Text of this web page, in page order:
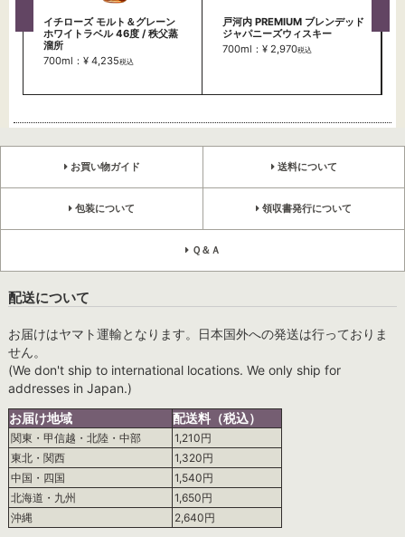
イチローズ モルト＆グレーン
ホワイトラベル 46度 / 秩父蒸
溜所
700ml：¥ 4,235税込
戸河内 PREMIUM ブレンデッド
ジャパニーズウィスキー
700ml：¥ 2,970税込
お買い物ガイド 送料について
包装について 領収書発行について
Ｑ＆Ａ
配送について
お届けはヤマト運輸となります。日本国外への発送は行っておりま
せん。
(We don't ship to international locations. We only ship for
addresses in Japan.)
お届け地域
配送料（税込）
関東・甲信越・北陸・中部
1,210円
東北・関西
1,320円
中国・四国
1,540円
北海道・九州
1,650円
沖縄
2,640円